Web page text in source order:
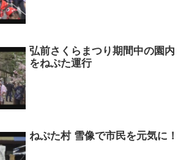
弘前さくらまつり期間中の園内
をねぷた運行
ねぷた村 雪像で市民を元気に！